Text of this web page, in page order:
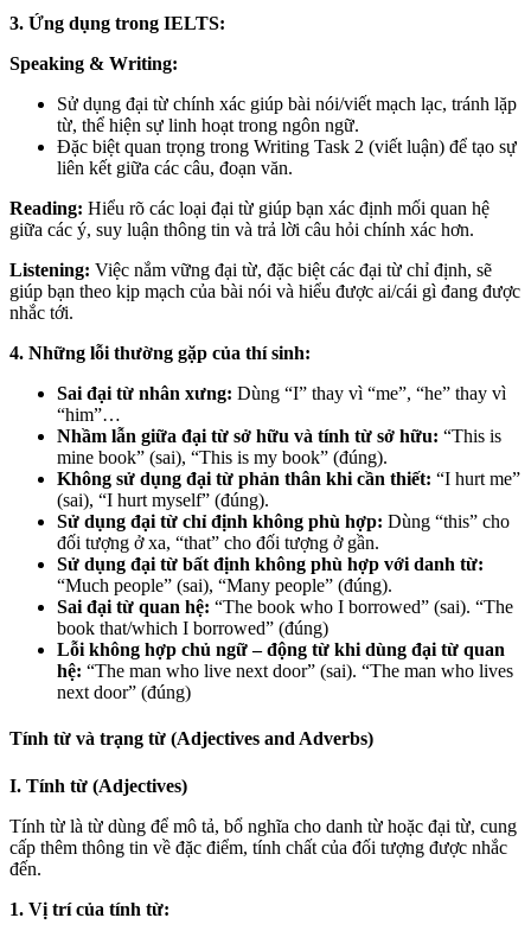
3. Ứng dụng trong IELTS:
Speaking & Writing:
Sử dụng đại từ chính xác giúp bài nói/viết mạch lạc, tránh lặp
từ, thể hiện sự linh hoạt trong ngôn ngữ.
Đặc biệt quan trọng trong Writing Task 2 (viết luận) để tạo sự
liên kết giữa các câu, đoạn văn.
Reading: Hiểu rõ các loại đại từ giúp bạn xác định mối quan hệ
giữa các ý, suy luận thông tin và trả lời câu hỏi chính xác hơn.
Listening: Việc nắm vững đại từ, đặc biệt các đại từ chỉ định, sẽ
giúp bạn theo kịp mạch của bài nói và hiểu được ai/cái gì đang được
nhắc tới.
4. Những lỗi thường gặp của thí sinh:
Sai đại từ nhân xưng: Dùng “I” thay vì “me”, “he” thay vì
“him”…
Nhầm lẫn giữa đại từ sở hữu và tính từ sở hữu: “This is
mine book” (sai), “This is my book” (đúng).
Không sử dụng đại từ phản thân khi cần thiết: “I hurt me”
(sai), “I hurt myself” (đúng).
Sử dụng đại từ chỉ định không phù hợp: Dùng “this” cho
đối tượng ở xa, “that” cho đối tượng ở gần.
Sử dụng đại từ bất định không phù hợp với danh từ:
“Much people” (sai), “Many people” (đúng).
Sai đại từ quan hệ: “The book who I borrowed” (sai). “The
book that/which I borrowed” (đúng)
Lỗi không hợp chủ ngữ – động từ khi dùng đại từ quan
hệ: “The man who live next door” (sai). “The man who lives
next door” (đúng)
Tính từ và trạng từ (Adjectives and Adverbs)
I. Tính từ (Adjectives)
Tính từ là từ dùng để mô tả, bổ nghĩa cho danh từ hoặc đại từ, cung
cấp thêm thông tin về đặc điểm, tính chất của đối tượng được nhắc
đến.
1. Vị trí của tính từ: